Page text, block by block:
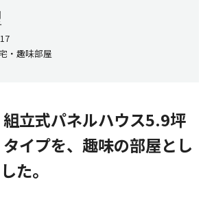
・趣味部屋
立式パネルハウス5.9坪
タイプを、趣味の部屋とし
た。